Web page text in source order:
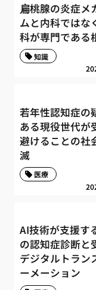
扁桃腺の炎症メ
ムと内科ではな
科が専門である
知識
若年性認知症の
ある現役世代が
避けることの社
滅
医療
AI技術が支援す
の認知症診断と
デジタルトラン
ーメーション